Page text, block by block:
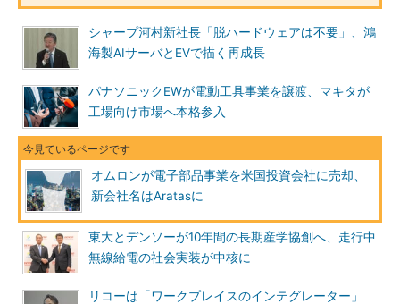
シャープ河村新社長「脱ハードウェアは不要」、鴻
海製AIサーバとEVで描く再成長
パナソニックEWが電動工具事業を譲渡、マキタが
工場向け市場へ本格参入
オムロンが電子部品事業を米国投資会社に売却、
新会社名はAratasに
東大とデンソーが10年間の長期産学協創へ、走行中
無線給電の社会実装が中核に
リコーは「ワークプレイスのインテグレーター」